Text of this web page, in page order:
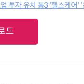
투자 유치 톱3 '헬스케어'
드